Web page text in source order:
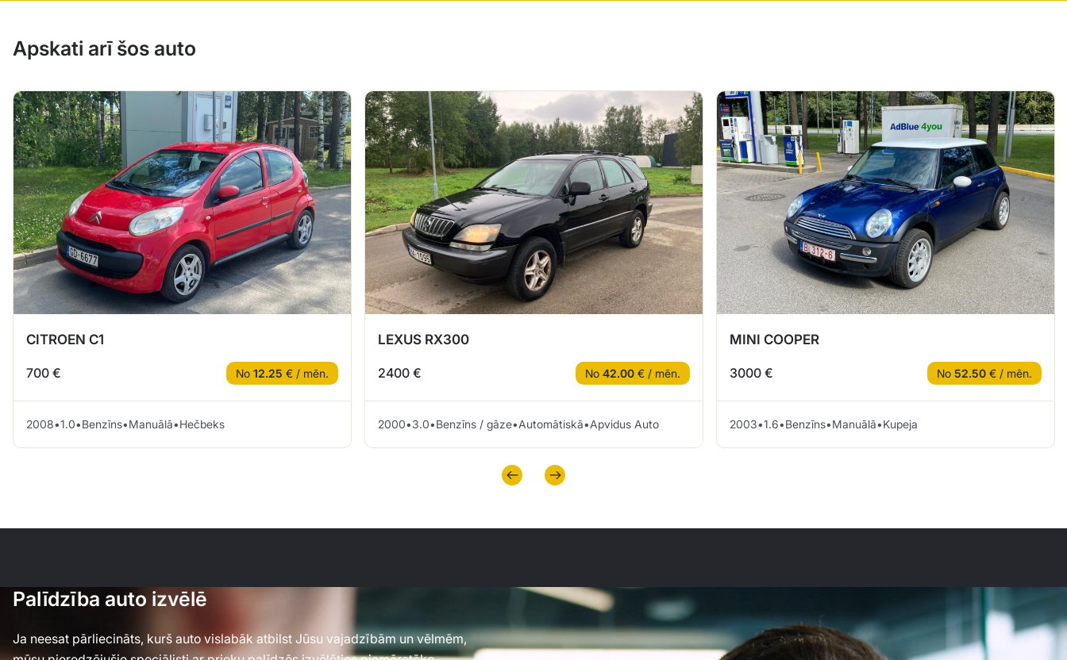
Apskati arī šos auto
CITROEN C1
700 € No 12.25 € / mēn.
2008•1.0•Benzīns•Manuālā•Hečbeks
LEXUS RX300
2400 € No 42.00 € / mēn.
2000•3.0•Benzīns / gāze•Automātiskā•Apvidus Auto
MINI COOPER
3000 € No 52.50 € / mēn.
2003•1.6•Benzīns•Manuālā•Kupeja
Palīdzība auto izvēlē
Ja neesat pārliecināts, kurš auto vislabāk atbilst Jūsu vajadzībām un vēlmēm,